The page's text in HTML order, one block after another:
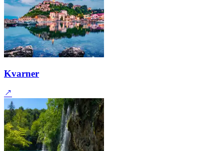
Kvarner